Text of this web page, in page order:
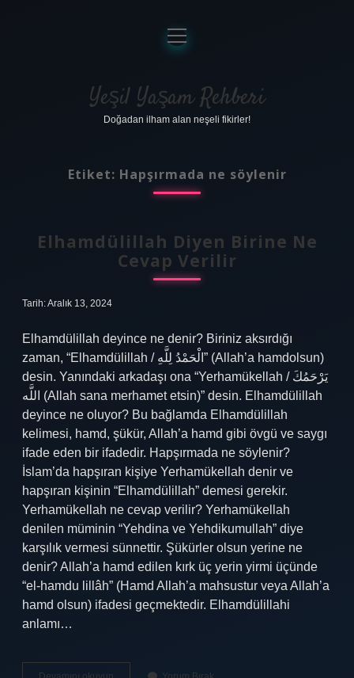
Anasayfa
Gizlilik Politikası
Yasal Uyarı
menüyü
aç
Yeşil Yaşam Rehberi
Doğadan ilham alan neşeli fikirler!
Etiket: Hapşırmada ne söylenir
Elhamdülillah Diyen Birine Ne
Cevap Verilir
Tarih: Aralık 13, 2024
Elhamdülillah deyince ne denir? Biriniz aksırdığı
zaman, “Elhamdülillah / الْحَمْدُ لِلَّهِ” (Allah’a hamdolsun)
desin. Yanındaki arkadaşı ona “Yerhamükellah / يَرْحَمُكَ
اللَّه (Allah sana merhamet etsin)” desin. Elhamdülillah
deyince ne oluyor? Bu bağlamda Elhamdülillah
kelimesi, hamd, şükür, Allah’a hamd gibi övgü ve saygı
ifade eden bir ifadedir. Hapşırmada ne söylenir?
İslam’da hapşıran kişiye Yerhamükellah denir ve
hapşıran kişinin “Elhamdülillah” demesi gerekir.
Yerhamükellah ne cevap verilir? Yerhamükellah
denilen müminin “Yehdina ve Yehdikumullah” diye
karşılık vermesi sünnettir. Şükürler olsun yerine ne
denir? Allah’a hamd edilen kırk üç yerin yirmi üçünde
“el-hamdu lillâh” (Hamd Allah’a mahsustur veya Allah’a
hamd olsun) ifadesi geçmektedir. Elhamdülillahi
anlamı…
Elhamdülillah